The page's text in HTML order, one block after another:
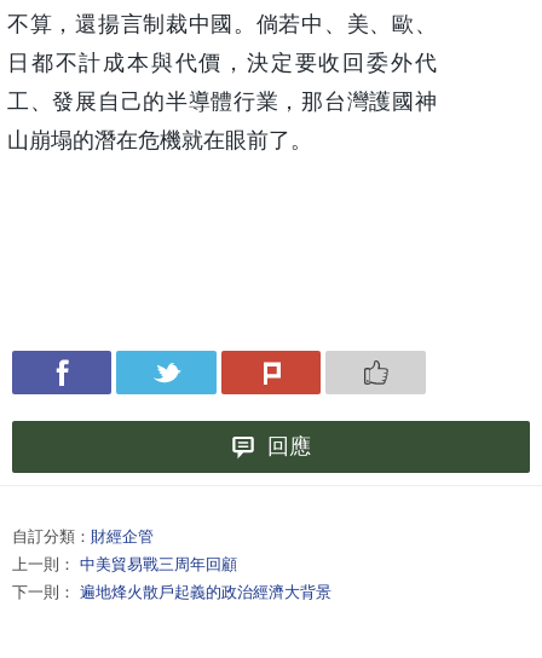
不算，還揚言制裁中國。倘若中、美、歐、
日都不計成本與代價，決定要收回委外代
工、發展自己的半導體行業，那台灣護國神
山崩塌的潛在危機就在眼前了。
回應
自訂分類： 財經企管
上一則： 中美貿易戰三周年回顧
下一則： 遍地烽火散戶起義的政治經濟大背景